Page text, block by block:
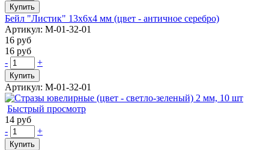
Купить
Бейл "Листик" 13х6х4 мм (цвет - античное серебро)
Артикул: М-01-32-01
16 руб
16 руб
-
+
Купить
Артикул: М-01-32-01
Быстрый просмотр
14 руб
-
+
Купить